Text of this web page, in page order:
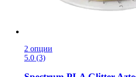
2 опции
5.0 (3)